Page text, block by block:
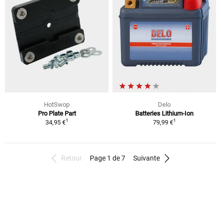
HotSwop
Pro Plate Part
34,95 €1
Delo
Batteries Lithium-Ion
79,99 €1
Retour Page 1 de 7 Suivante